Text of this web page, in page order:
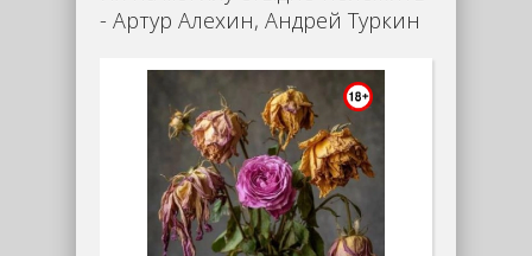
- Артур Алехин, Андрей Туркин